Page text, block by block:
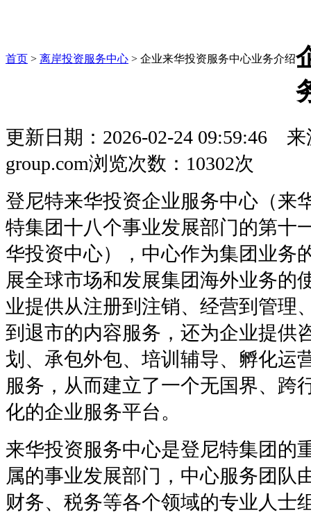
首页 > 离岸投资服务中心 > 企业来华投资服务中心业务介绍
更新日期：2026-02-24 09:59:46
来
group.com浏览次数：10302次
登尼特来华投资企业服务中心（来
特集团十八个事业发展部门的第十
华投资中心），中心作为集团业务
展全球市场和发展集团海外业务的
业提供从注册到注销、经营到管理
到退市的内容服务，还为企业提供
划、承包外包、培训辅导、孵化运
服务，从而建立了一个无国界、跨
化的企业服务平台。
来华投资服务中心是登尼特集团的
属的事业发展部门，中心服务团队
财务、税务等各个领域的专业人士